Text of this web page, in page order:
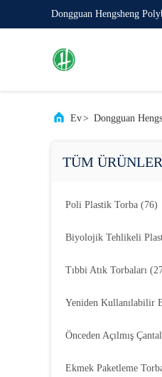
Dongguan Hengsheng
Ev> Dongguan
TÜM ÜRÜNLER
Poli Plastik Torba (76)
Biyolojik Tehlikeli
Tıbbi Atık Torbaları
Yeniden Kullanılabilir
Önceden Açılmış
Ekmek Paketleme